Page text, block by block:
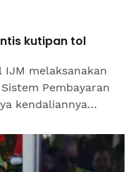
kutipan tol
IJM melaksanakan
Pembayaran
kendaliannya